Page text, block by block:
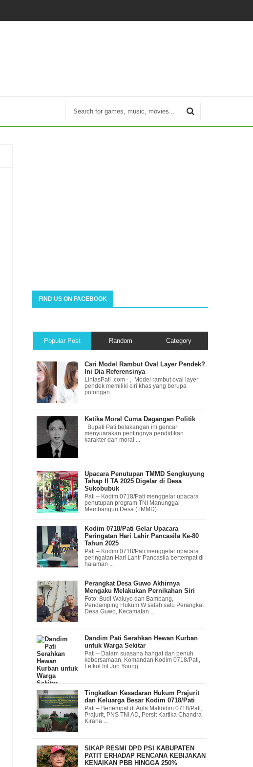
FIND US ON FACEBOOK
Popular Post Random Category
Cari Model Rambut Oval Layer Pendek?
Ini Dia Referensinya
LintasPati .com - , Model rambut oval layer
pendek memiliki ciri khas yang berupa
potongan ...
Ketika Moral Cuma Dagangan Politik
Bupati Pati belakangan ini gencar
menyuarakan pentingnya pendidikan
karakter dan moral ...
Upacara Penutupan TMMD Sengkuyung
Tahap II TA 2025 Digelar di Desa
Sukobubuk
Pati – Kodim 0718/Pati menggelar upacara
penutupan program TNI Manunggal
Membangun Desa (TMMD) ...
Kodim 0718/Pati Gelar Upacara
Peringatan Hari Lahir Pancasila Ke-80
Tahun 2025
Pati – Kodim 0718/Pati menggelar upacara
peringatan Hari Lahir Pancasila bertempat di
halaman ...
Perangkat Desa Guwo Akhirnya
Mengaku Melakukan Pernikahan Siri
Foto: Budi Waluyo dan Bambang,
Pendamping Hukum W salah satu Perangkat
Desa Guwo, Kecamatan ...
Dandim Pati Serahkan Hewan Kurban
untuk Warga Sekitar
Pati – Dalam suasana hangat dan penuh
kebersamaan, Komandan Kodim 0718/Pati,
Letkol Inf Jon Young ...
Tingkatkan Kesadaran Hukum Prajurit
dan Keluarga Besar Kodim 0718/Pati
Pati – Bertempat di Aula Makodim 0718/Pati,
Prajurit, PNS TNI AD, Persit Kartika Chandra
Kirana ...
SIKAP RESMI DPD PSI KABUPATEN
PATIT ERHADAP RENCANA KEBIJAKAN
KENAIKAN PBB HINGGA 250%